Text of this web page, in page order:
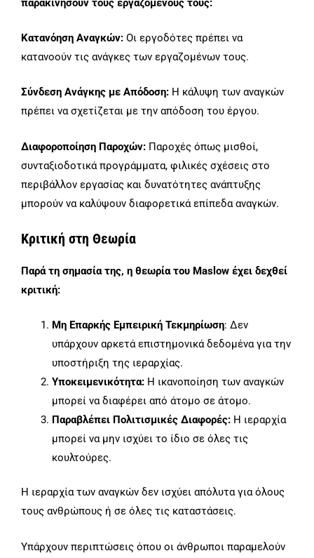
παρακινήσουν τους εργαζομένους τους:
Κατανόηση Αναγκών: Οι εργοδότες πρέπει να
κατανοούν τις ανάγκες των εργαζομένων τους.
Σύνδεση Ανάγκης με Απόδοση: Η κάλυψη των αναγκών
πρέπει να σχετίζεται με την απόδοση του έργου.
Διαφοροποίηση Παροχών: Παροχές όπως μισθοί,
συνταξιοδοτικά προγράμματα, φιλικές σχέσεις στο
περιβάλλον εργασίας και δυνατότητες ανάπτυξης
μπορούν να καλύψουν διαφορετικά επίπεδα αναγκών.
Κριτική στη Θεωρία
Παρά τη σημασία της, η θεωρία του Maslow έχει δεχθεί
κριτική:
Μη Επαρκής Εμπειρική Τεκμηρίωση: Δεν
υπάρχουν αρκετά επιστημονικά δεδομένα για την
υποστήριξη της ιεραρχίας.
Υποκειμενικότητα:Η ικανοποίηση των αναγκών
μπορεί να διαφέρει από άτομο σε άτομο.
Παραβλέπει Πολιτισμικές Διαφορές:Η ιεραρχία
μπορεί να μην ισχύει το ίδιο σε όλες τις
κουλτούρες.
Η ιεραρχία των αναγκών δεν ισχύει απόλυτα για όλους
τους ανθρώπους ή σε όλες τις καταστάσεις.
Υπάρχουν περιπτώσεις όπου οι άνθρωποι παραμελούν